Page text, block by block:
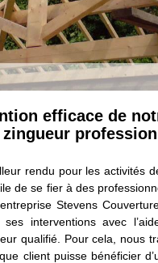
efficace de
rendu pour les activités
de se fier à des
Stevens
interventions avec
qualifié. Pour cela, nous
client puisse bénéficier